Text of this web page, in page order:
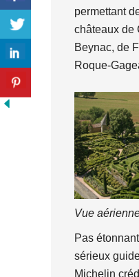
permettant
châteaux de
Beynac, de
Roque-
Vue
Pas
sérieux
Michelin